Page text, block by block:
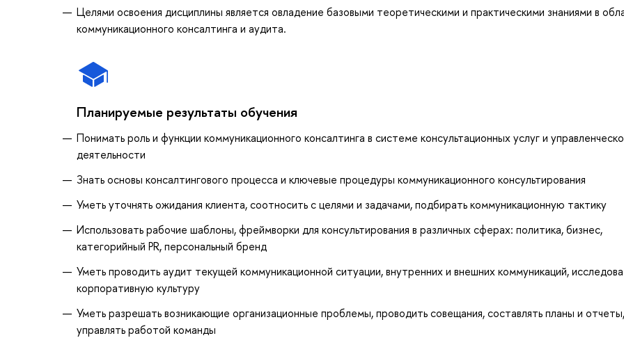
Целями освоения дисциплины является овладение базовыми теоретическими и практическими знаниями в
коммуникационного консалтинга и аудита.
Планируемые результаты обучения
Понимать роль и функции коммуникационного консалтинга в системе консультационных услуг и
деятельности
Знать основы консалтингового процесса и ключевые процедуры коммуникационного консультирования
Уметь уточнять ожидания клиента, соотносить с целями и задачами, подбирать коммуникационную тактику
Использовать рабочие шаблоны, фреймворки для консультирования в различных сферах: политика, бизнес,
категорийный PR, персональный бренд
Уметь проводить аудит текущей коммуникационной ситуации, внутренних и внешних коммуникаций,
корпоративную культуру
Уметь разрешать возникающие организационные проблемы, проводить совещания, составлять планы и отчеты,
управлять работой команды